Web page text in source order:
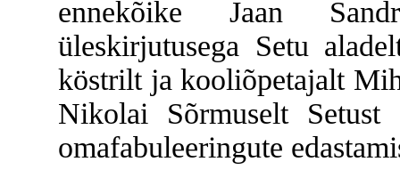
ennekõike Jaan
üleskirjutusega Setu
köstrilt ja kooliõpetajalt
Nikolai Sõrmuselt
omafabuleeringute